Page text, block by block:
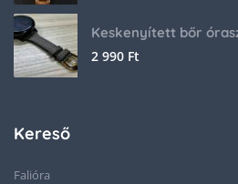
2 990 Ft
Kereső
Falióra